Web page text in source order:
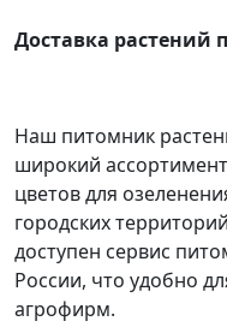
Доставка растений
Наш питомник
широкий
цветов для
городских
доступен сервис
России, что удобно
агрофирм.